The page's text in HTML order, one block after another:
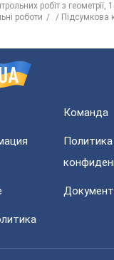
робіт з геометрії,
роботи
Підсумкова
Команда
Политика